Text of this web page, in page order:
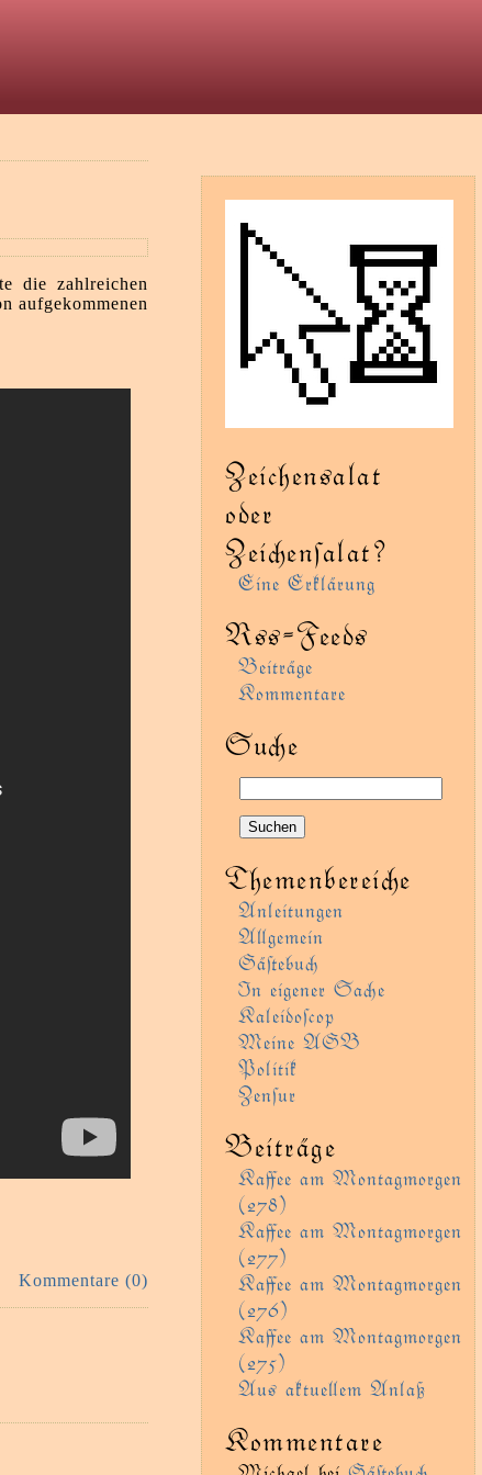
die zahlreichen
aufgekommenen
Kommentare (0)
Zeichensalat
oder
Zeienſalat?
Eine Erklärung
Rss-Feeds
Beiträge
Kommentare
Sue
Themenbereie
Anleitungen
Agemein
Gäﬅebu
In eigener Sae
Kaleidoſcop
Meine AGB
Politik
Zenſur
Beiträge
Kaﬀee am Montagmorgen
(278)
Kaﬀee am Montagmorgen
(277)
Kaﬀee am Montagmorgen
(276)
Kaﬀee am Montagmorgen
(275)
Aus aktueem Anlaß
Kommentare